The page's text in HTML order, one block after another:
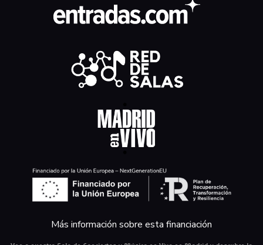
Más información sobre esta financiación